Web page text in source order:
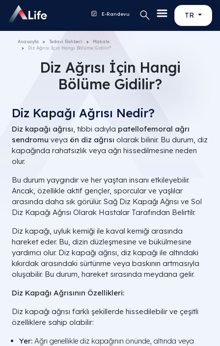
TR
E-Randevu
Anasayfa Tedavi Rehberi
Makale
Diz Ağrısı İçin Hangi Bölüme Gidilir?
Diz Ağrısı İçin Hangi
Bölüme Gidilir?
Diz Kapağı Ağrısı Nedir?
Diz kapağı ağrısı, tıbbi adıyla patellofemoral ağrı
sendromu veya ön diz ağrısı olarak bilinir. Bu durum, diz
kapağında rahatsızlık veya ağrı hissedilmesine neden
olur.
Bu durum yaygındır ve her yaştan insanı etkileyebilir.
Ancak, özellikle aktif gençler, sporcular ve yaşlılar
arasında daha sık görülür. Sağ Diz Kapağı Ağrısı ve Sol
Diz Kapağı Ağrısı Olarak Hastalar Tarafından Belirtilr.
Diz kapağı, uyluk kemiği ile kaval kemiği arasında
hareket eder. Bu, dizin düzleşmesine ve bükülmesine
yardımcı olur. Diz kapağı ağrısı, diz kapağı ile altındaki
kıkırdak arasındaki sürtünme veya baskının artmasıyla
oluşabilir. Bu durum, hareket sırasında meydana gelir.
Diz Kapağı Ağrısının Özellikleri:
Diz kapağı ağrısı farklı şekillerde hissedilebilir ve çeşitli
özelliklere sahip olabilir:
Yer: Ağrı genellikle diz kapağının önünde, altında veya